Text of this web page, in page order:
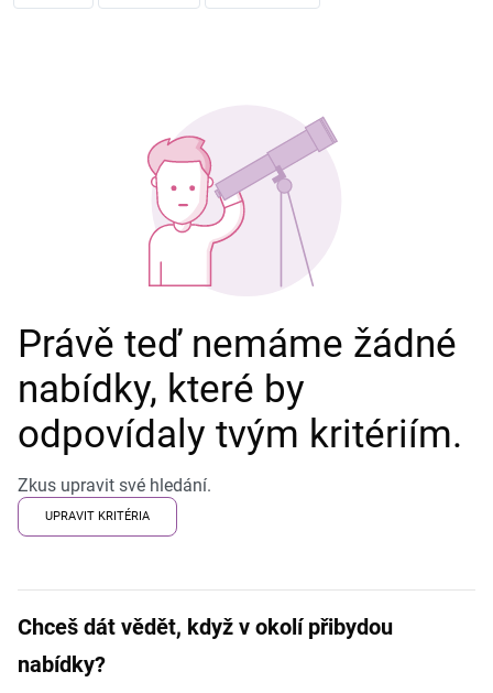
Právě teď nemáme žádné
nabídky, které by
odpovídaly tvým kritériím.
Zkus upravit své hledání.
UPRAVIT KRITÉRIA
Chceš dát vědět, když v okolí přibydou
nabídky?